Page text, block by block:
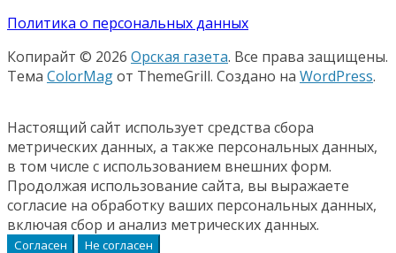
Политика о персональных данных
Копирайт © 2026 Орская газета. Все права защищены.
Тема ColorMagот ThemeGrill. Создано на WordPress.
Настоящий сайт использует средства сбора
метрических данных, а также персональных данных,
в том числе с использованием внешних форм.
Продолжая использование сайта, вы выражаете
согласие на обработку ваших персональных данных,
включая сбор и анализ метрических данных.
Согласен Не согласен